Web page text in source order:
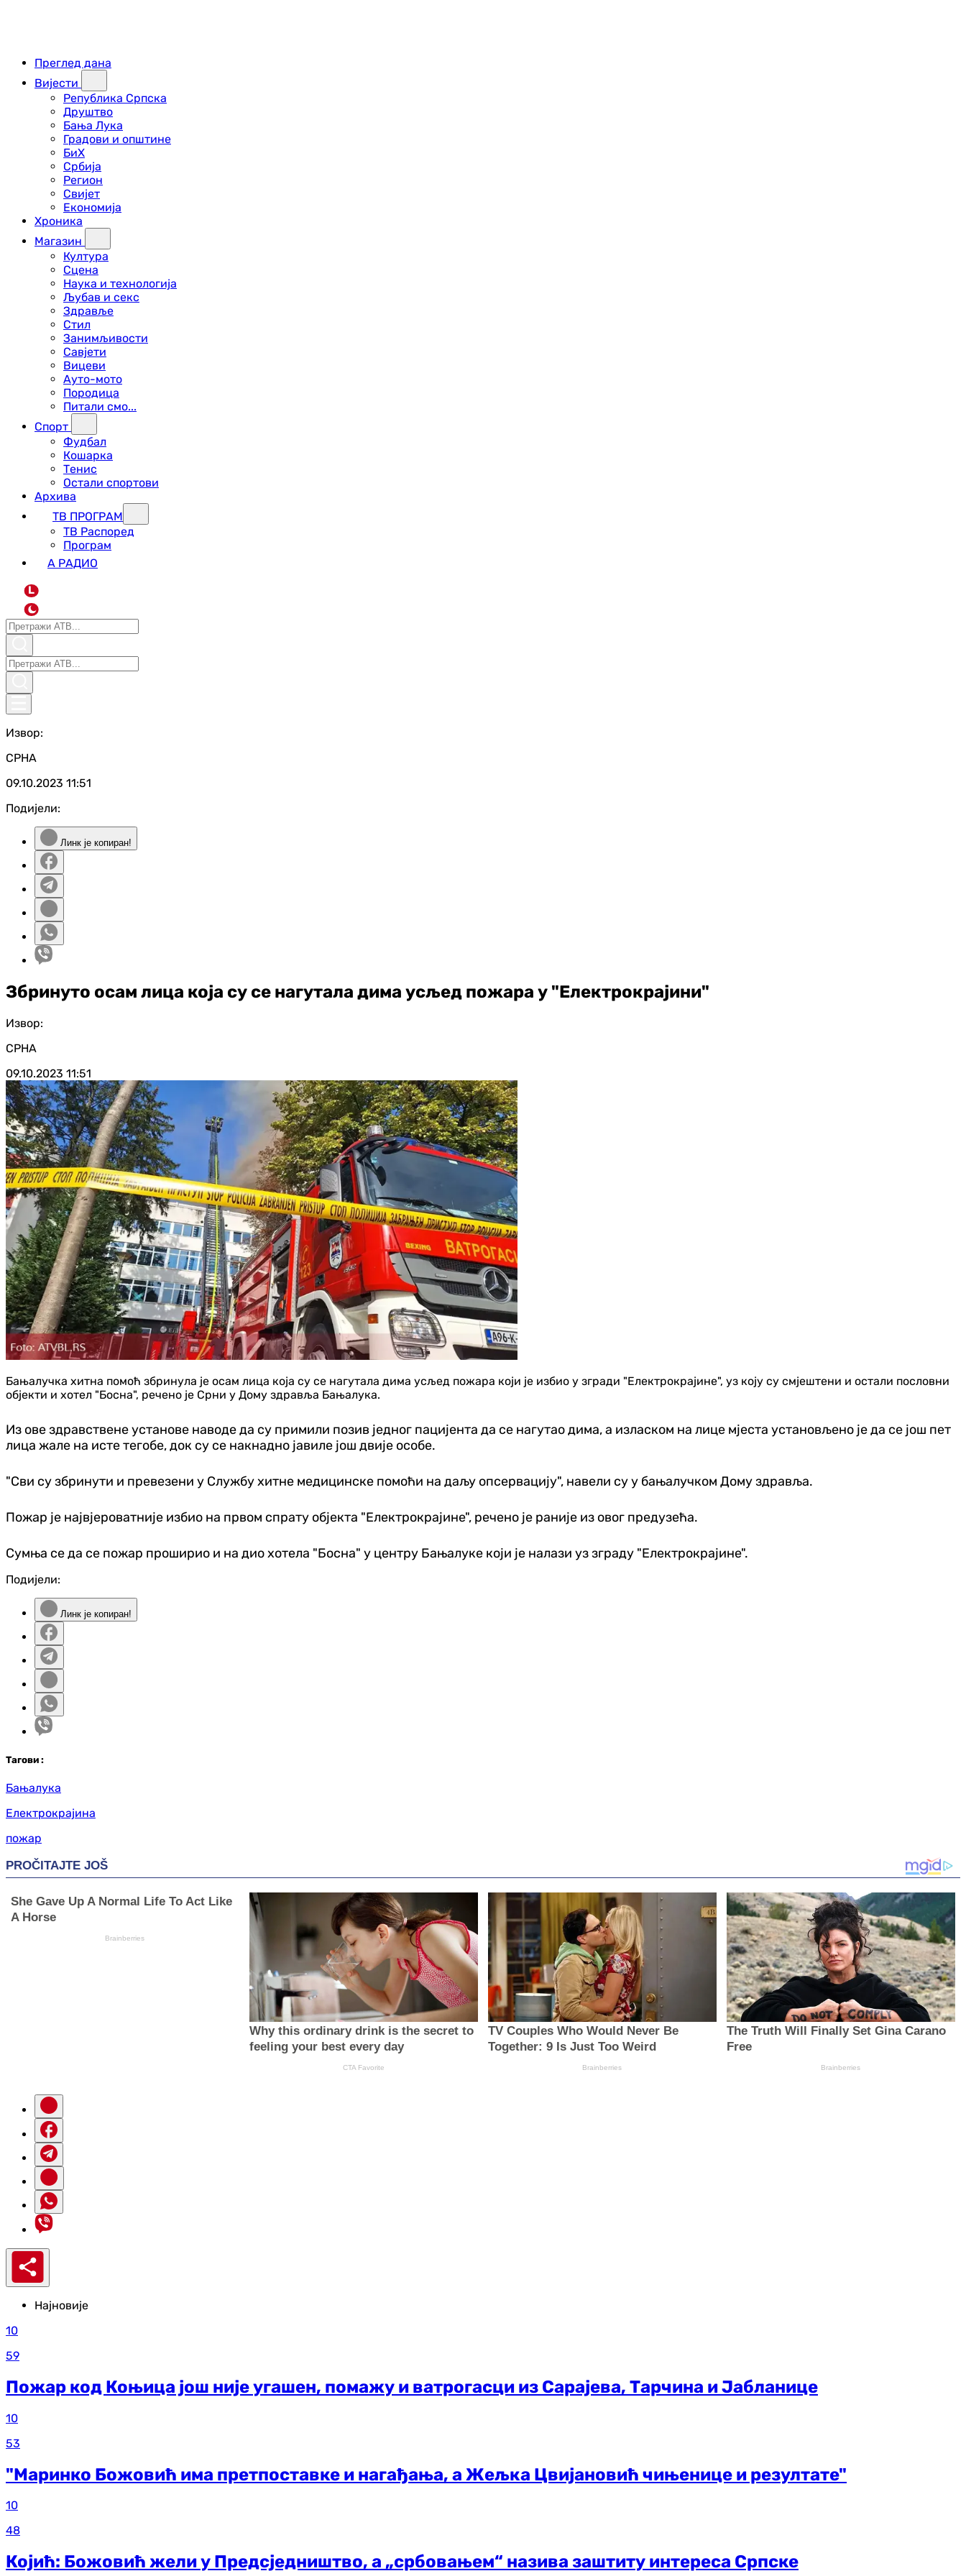
Преглед дана
Вијести
Република Српска
Друштво
Бања Лука
Градови и општине
БиХ
Србија
Регион
Свијет
Економија
Хроника
Магазин
Култура
Сцена
Наука и технологија
Љубав и секс
Здравље
Стил
Занимљивости
Савјети
Вицеви
Ауто-мото
Породица
Питали смо...
Спорт
Фудбал
Кошарка
Тенис
Остали спортови
Архива
ТВ ПРОГРАМ
ТВ Распоред
Програм
А РАДИО
L
Извор:
СРНА
09.10.2023 11:51
Подијели:
Линк је копиран!
Збринуто осам лица која су се нагутала дима усљед пожара у "Електрокрајини"
Извор:
СРНА
09.10.2023 11:51
Бањалучка хитна помоћ збринула је осам лица која су се нагутала дима усљед пожара који је избио у згради "Електрокрајине", уз коју су смјештени и остали пословни
објекти и хотел "Босна", речено је Срни у Дому здравља Бањалука.
Из ове здравствене установе наводе да су примили позив једног пацијента да се нагутао дима, а изласком на лице мјеста установљено је да се још пет
лица жале на исте тегобе, док су се накнадно јавиле још двије особе.
"Сви су збринути и превезени у Службу хитне медицинске помоћи на даљу опсервацију", навели су у бањалучком Дому здравља.
Пожар је највјероватније избио на првом спрату објекта "Електрокрајине", речено је раније из овог предузећа.
Сумња се да се пожар проширио и на дио хотела "Босна" у центру Бањалуке који је налази уз зграду "Електрокрајине".
Подијели:
Линк је копиран!
Тагови :
Бањалука
Електрокрајина
пожар
Најновије
10
59
Пожар код Коњица још није угашен, помажу и ватрогасци из Сарајева, Тарчина и Јабланице
10
53
"Маринко Божовић има претпоставке и нагађања, а Жељка Цвијановић чињенице и резултате"
10
48
Којић: Божовић жели у Предсједништво, а „србовањем“ назива заштиту интереса Српске